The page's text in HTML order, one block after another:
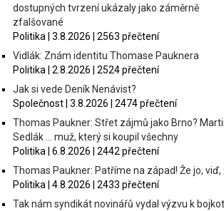
dostupných tvrzení ukázaly jako záměrně
zfalšované
Politika | 3.8.2026 | 2563 přečtení
Vidlák: Znám identitu Thomase Pauknera
Politika | 2.8.2026 | 2524 přečtení
Jak si vede Deník Nenávist?
Společnost | 3.8.2026 | 2474 přečtení
Thomas Paukner: Střet zájmů jako Brno?
Sedlák … muž, který si koupil všechny
Politika | 6.8.2026 | 2442 přečtení
Thomas Paukner: Patříme na západ! Že jo, viď,
Politika | 4.8.2026 | 2433 přečtení
Tak nám syndikát novinářů vydal výzvu k